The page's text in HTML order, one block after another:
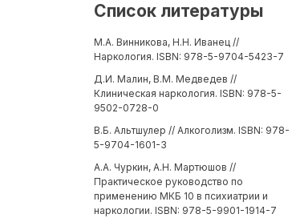
Список литературы
М.А. Винникова, Н.Н. Иванец //
Наркология. ISBN: 978-5-9704-5423-7
Д.И. Малин, В.М. Медведев //
Клиническая наркология. ISBN: 978-5-
9502-0728-0
В.Б. Альтшулер // Алкоголизм. ISBN: 978-
5-9704-1601-3
А.А. Чуркин, А.Н. Мартюшов //
Практическое руководство по
применению МКБ 10 в психиатрии и
наркологии. ISBN: 978-5-9901-1914-7